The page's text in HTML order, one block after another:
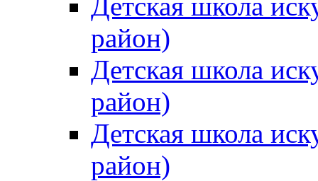
район)
Детская школа
район)
Детская школа
район)